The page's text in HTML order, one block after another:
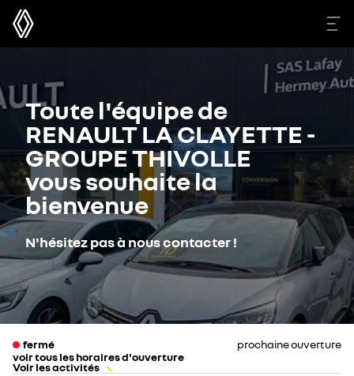
Toute l'équipe de
RENAULT LA CLAYETTE -
GROUPE THIVOLLE
vous souhaite la
bienvenue
N'hésitez pas à nous contacter !
fermé
prochaine ouverture
voir tous les horaires d'ouverture
lundi
Voir les activités